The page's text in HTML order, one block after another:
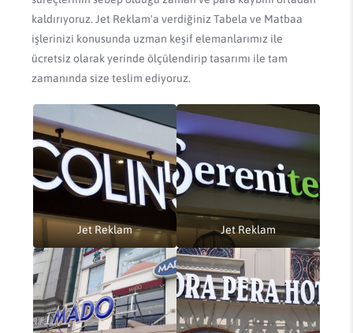
kaldırıyoruz. Jet Reklam'a verdiğiniz Tabela ve Matbaa
işlerinizi konusunda uzman keşif elemanlarımız ile
ücretsiz olarak yerinde ölçülendirip tasarımı ile tam
zamanında size teslim ediyoruz.
Jet Reklam Jet Reklam